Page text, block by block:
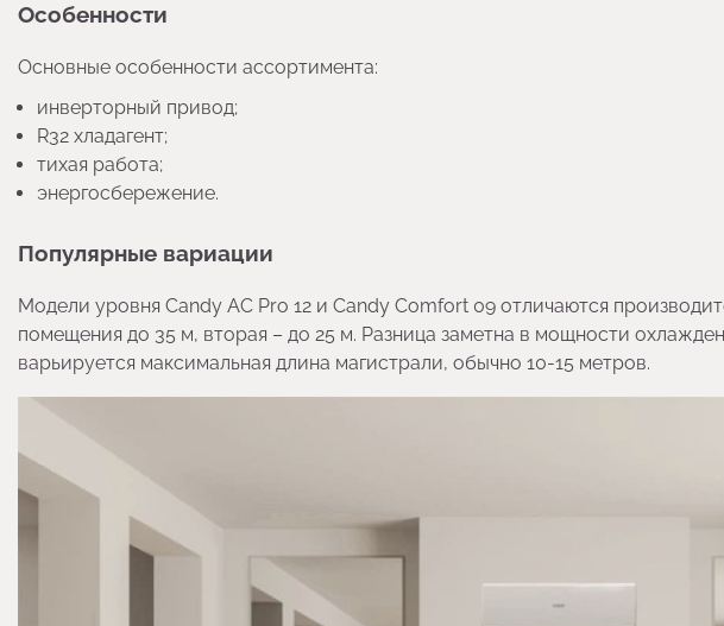
Особенности
Основные особенности ассортимента:
инверторный привод;
R32 хладагент;
тихая работа;
энергосбережение.
Популярные вариации
Модели уровня Candy AC Pro 12 и Candy Comfort 09 отличаются
помещения до 35 м, вторая – до 25 м. Разница заметна в мощности
варьируется максимальная длина магистрали, обычно 10-15 метров.